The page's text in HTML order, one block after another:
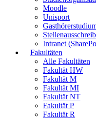
Moodle
Unisport
Intranet
Fakultäten
Alle Fakultäten
Fakultät HW
Fakultät M
Fakultät MI
Fakultät NT
Fakultät P
Fakultät R